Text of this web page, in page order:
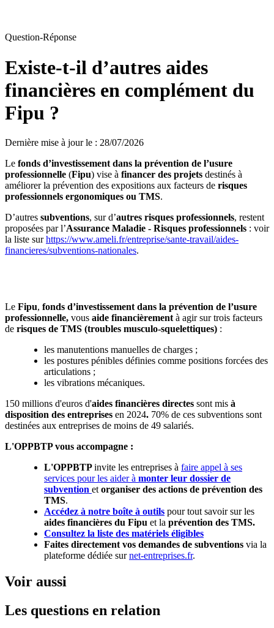
Question-Réponse
Existe-t-il d’autres aides
financières en complément du
Fipu ?
Dernière mise à jour le : 28/07/2026
Le fonds d’investissement dans la prévention de l’usure
professionnelle (Fipu) vise à financer des projets destinés à
améliorer la prévention des expositions aux facteurs de risques
professionnels ergonomiques ou TMS.
D’autres subventions, sur d’autres risques professionnels, restent
proposées par l’Assurance Maladie - Risques professionnels : voir
la liste surhttps://www.ameli.fr/entreprise/sante-travail/aides-
financieres/subventions-nationales.
Le Fipu, fonds d’investissement dans la prévention de l’usure
professionnelle, vous aide financièrement à agir sur trois facteurs
de risques de TMS (troubles musculo-squelettiques) :
les manutentions manuelles de charges ;
les postures pénibles définies comme positions forcées des
articulations ;
les vibrations mécaniques.
150 millions d'euros d'aides financières directes sont mis à
disposition des entreprises en 2024. 70% de ces subventions sont
destinées aux entreprises de moins de 49 salariés.
L'OPPBTP vous accompagne :
L'OPPBTPinvite les entreprises à faire appel à ses
services pour les aider à monter leur dossier de
subvention et organiser des actions de prévention des
TMS.
Accédez à notre boîte à outils pour tout savoir sur les
aides financières du Fipu et la prévention des TMS.
Consultez la liste des matériels éligibles
Faites directement vos demandes de subventions via la
plateforme dédiée surnet-entreprises.fr.
Voir aussi
Les questions en relation